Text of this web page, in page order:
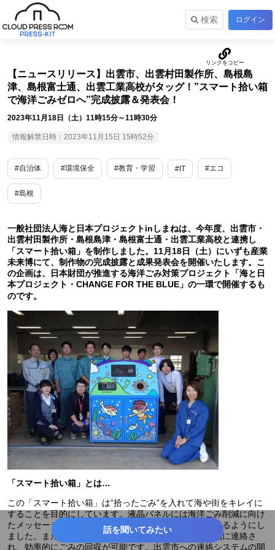
検索 ログイン
【ニュースリリース】出雲市、出雲村田製作所、島根島
津、島根富士通、出雲工業高校がタッグ！”スマート拾い箱
で海洋ごみゼロへ”完成披露＆発表会！
2023年11月18日（土）11時15分～11時30分
情報解禁日時：2023年11月15日 15時52分
#自治体 #環境保全 #教育・学習 #IT #エコ
#島根
一般社団法人海と日本プロジェクトinしまねは、今年度、出雲市・
出雲村田製作所・島根島津・島根富士通・出雲工業高校と連携し
「スマート拾い箱」を制作しました。11月18日（土）にいずも産業
未来博にて、制作物の完成披露と成果発表会を開催いたします。こ
の企画は、日本財団が推進する海洋ごみ対策プロジェクト「海と日
本プロジェクト・CHANGE FOR THE BLUE」の一環で開催するも
のです。
「スマート拾い箱」とは…
この「スマート拾い箱」は”拾ったごみ”を入れて海や街をキレイに
することを目的にしています。液晶パネルには海洋ごみ削減に向け
たメッセージ等を表示し、より多くの人に参加いただけるようにし
ました。また、ごみがいっぱいになると出雲市に自動的に連絡さ
れ、効率的にごみの回収が可能です。出雲市への連絡システムの開
話を聞いてみたい